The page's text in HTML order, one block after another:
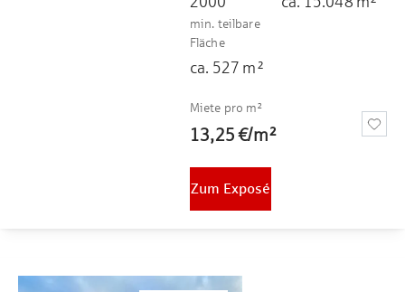
min. teilbare
Fläche
ca. 527 m²
Miete pro m²
13,25 €/m²
Zum Exposé